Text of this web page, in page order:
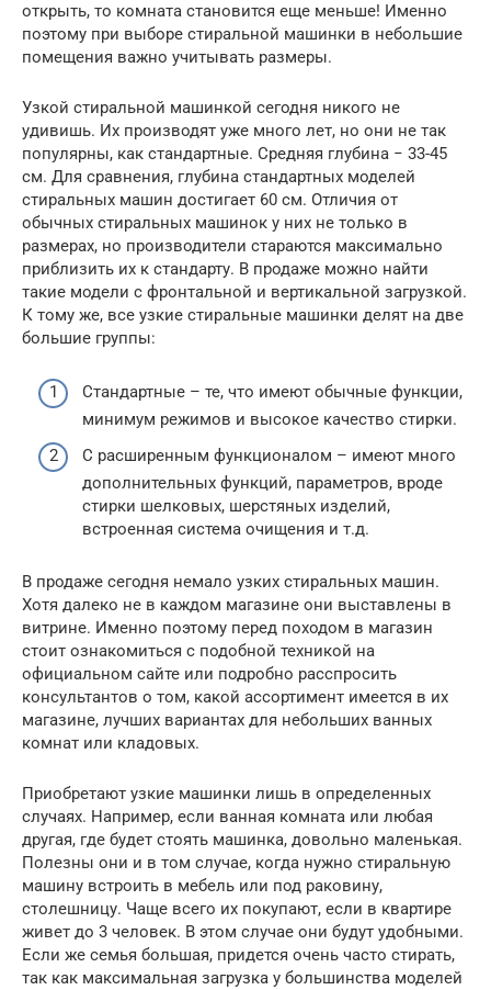
открыть, то комната становится еще меньше! Именно
поэтому при выборе стиральной машинки в небольшие
помещения важно учитывать размеры.
Узкой стиральной машинкой сегодня никого не
удивишь. Их производят уже много лет, но они не так
популярны, как стандартные. Средняя глубина − 33-45
см. Для сравнения, глубина стандартных моделей
стиральных машин достигает 60 см. Отличия от
обычных стиральных машинок у них не только в
размерах, но производители стараются максимально
приблизить их к стандарту. В продаже можно найти
такие модели с фронтальной и вертикальной загрузкой.
К тому же, все узкие стиральные машинки делят на две
большие группы:
Стандартные – те, что имеют обычные функции,
минимум режимов и высокое качество стирки.
С расширенным функционалом – имеют много
дополнительных функций, параметров, вроде
стирки шелковых, шерстяных изделий,
встроенная система очищения и т.д.
В продаже сегодня немало узких стиральных машин.
Хотя далеко не в каждом магазине они выставлены в
витрине. Именно поэтому перед походом в магазин
стоит ознакомиться с подобной техникой на
официальном сайте или подробно расспросить
консультантов о том, какой ассортимент имеется в их
магазине, лучших вариантах для небольших ванных
комнат или кладовых.
Приобретают узкие машинки лишь в определенных
случаях. Например, если ванная комната или любая
другая, где будет стоять машинка, довольно маленькая.
Полезны они и в том случае, когда нужно стиральную
машину встроить в мебель или под раковину,
столешницу. Чаще всего их покупают, если в квартире
живет до 3 человек. В этом случае они будут удобными.
Если же семья большая, придется очень часто стирать,
так как максимальная загрузка у большинства моделей